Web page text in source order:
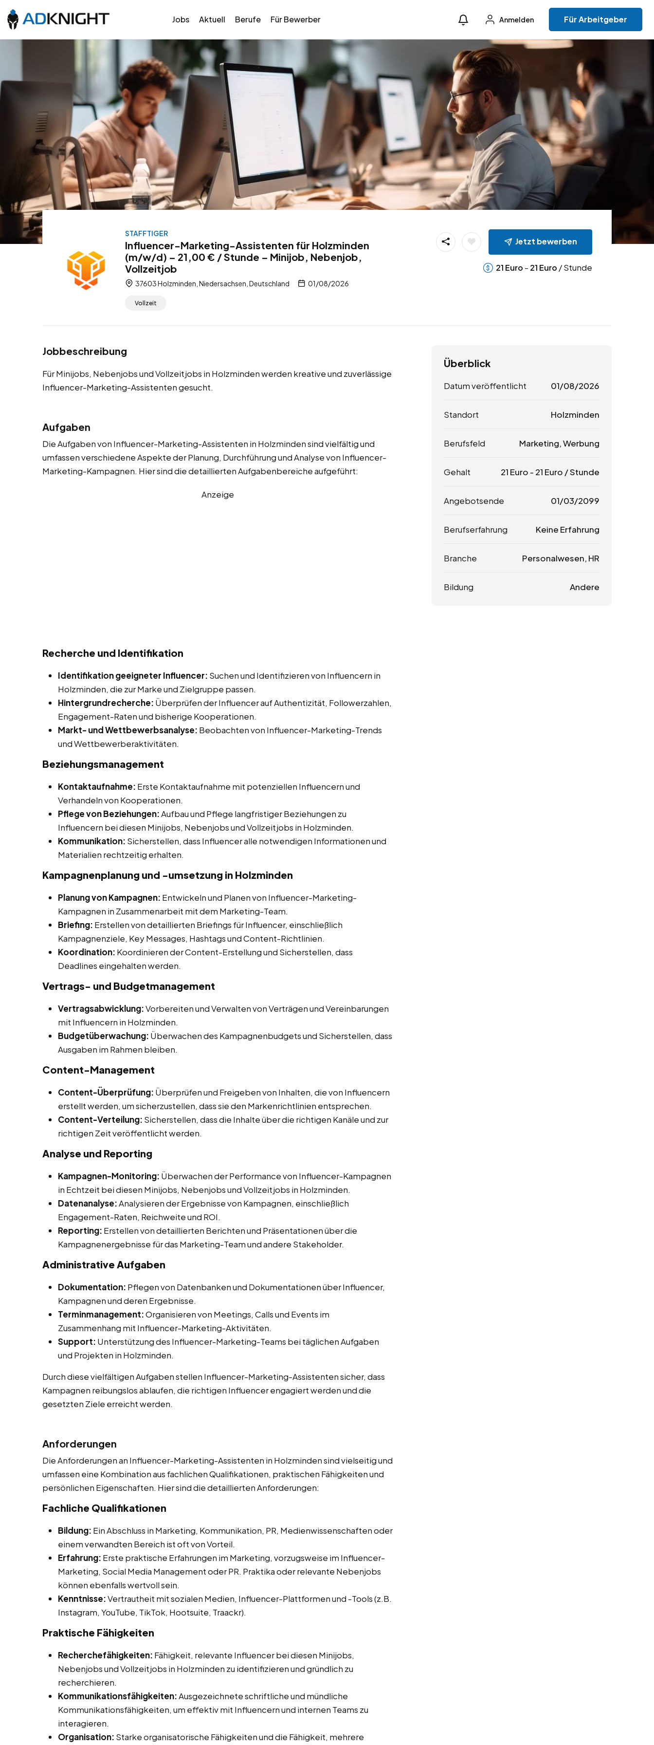
Jobs Aktuell Berufe Für Bewerber Anmelden Für Arbeitgeber
STAFFTIGER
Influencer-Marketing-Assistenten für Holzminden
(m/w/d) – 21,00 € / Stunde – Minijob, Nebenjob,
Vollzeitjob
37603 Holzminden, Niedersachsen, Deutschland 01/08/2026
Vollzeit
Jetzt bewerben
21 Euro - 21 Euro / Stunde
Jobbeschreibung
Für Minijobs, Nebenjobs und Vollzeitjobs in Holzminden werden kreative und zuverlässige
Influencer-Marketing-Assistenten gesucht.
Aufgaben
Die Aufgaben von Influencer-Marketing-Assistenten in Holzminden sind vielfältig und
umfassen verschiedene Aspekte der Planung, Durchführung und Analyse von Influencer-
Marketing-Kampagnen. Hier sind die detaillierten Aufgabenbereiche aufgeführt:
Anzeige
Recherche und Identifikation
Identifikation geeigneter Influencer: Suchen und Identifizieren von Influencern in
Holzminden, die zur Marke und Zielgruppe passen.
Hintergrundrecherche: Überprüfen der Influencer auf Authentizität, Followerzahlen,
Engagement-Raten und bisherige Kooperationen.
Markt- und Wettbewerbsanalyse: Beobachten von Influencer-Marketing-Trends
und Wettbewerberaktivitäten.
Beziehungsmanagement
Kontaktaufnahme: Erste Kontaktaufnahme mit potenziellen Influencern und
Verhandeln von Kooperationen.
Pflege von Beziehungen:Aufbau und Pflege langfristiger Beziehungen zu
Influencern bei diesen Minijobs, Nebenjobs und Vollzeitjobs in Holzminden.
Kommunikation: Sicherstellen, dass Influencer alle notwendigen Informationen und
Materialien rechtzeitig erhalten.
Kampagnenplanung und -umsetzung in Holzminden
Planung von Kampagnen: Entwickeln und Planen von Influencer-Marketing-
Kampagnen in Zusammenarbeit mit dem Marketing-Team.
Briefing: Erstellen von detaillierten Briefings für Influencer, einschließlich
Kampagnenziele, Key Messages, Hashtags und Content-Richtlinien.
Koordination: Koordinieren der Content-Erstellung und Sicherstellen, dass
Deadlines eingehalten werden.
Vertrags- und Budgetmanagement
Vertragsabwicklung:Vorbereiten und Verwalten von Verträgen und Vereinbarungen
mit Influencern in Holzminden.
Budgetüberwachung: Überwachen des Kampagnenbudgets und Sicherstellen, dass
Ausgaben im Rahmen bleiben.
Content-Management
Content-Überprüfung: Überprüfen und Freigeben von Inhalten, die von Influencern
erstellt werden, um sicherzustellen, dass sie den Markenrichtlinien entsprechen.
Content-Verteilung: Sicherstellen, dass die Inhalte über die richtigen Kanäle und zur
richtigen Zeit veröffentlicht werden.
Analyse und Reporting
Kampagnen-Monitoring: Überwachen der Performance von Influencer-Kampagnen
in Echtzeit bei diesen Minijobs, Nebenjobs und Vollzeitjobs in Holzminden.
Datenanalyse:Analysieren der Ergebnisse von Kampagnen, einschließlich
Engagement-Raten, Reichweite und ROI.
Reporting: Erstellen von detaillierten Berichten und Präsentationen über die
Kampagnenergebnisse für das Marketing-Team und andere Stakeholder.
Administrative Aufgaben
Dokumentation: Pflegen von Datenbanken und Dokumentationen über Influencer,
Kampagnen und deren Ergebnisse.
Terminmanagement:Organisieren von Meetings, Calls und Events im
Zusammenhang mit Influencer-Marketing-Aktivitäten.
Support: Unterstützung des Influencer-Marketing-Teams bei täglichen Aufgaben
und Projekten in Holzminden.
Durch diese vielfältigen Aufgaben stellen Influencer-Marketing-Assistenten sicher, dass
Kampagnen reibungslos ablaufen, die richtigen Influencer engagiert werden und die
gesetzten Ziele erreicht werden.
Anforderungen
Die Anforderungen an Influencer-Marketing-Assistenten in Holzminden sind vielseitig und
umfassen eine Kombination aus fachlichen Qualifikationen, praktischen Fähigkeiten und
persönlichen Eigenschaften. Hier sind die detaillierten Anforderungen:
Fachliche Qualifikationen
Bildung: Ein Abschluss in Marketing, Kommunikation, PR, Medienwissenschaften oder
einem verwandten Bereich ist oft von Vorteil.
Erfahrung: Erste praktische Erfahrungen im Marketing, vorzugsweise im Influencer-
Marketing, Social Media Management oder PR. Praktika oder relevante Nebenjobs
können ebenfalls wertvoll sein.
Kenntnisse:Vertrautheit mit sozialen Medien, Influencer-Plattformen und -Tools (z.B.
Instagram, YouTube, TikTok, Hootsuite, Traackr).
Praktische Fähigkeiten
Recherchefähigkeiten: Fähigkeit, relevante Influencer bei diesen Minijobs,
Nebenjobs und Vollzeitjobs in Holzminden zu identifizieren und gründlich zu
recherchieren.
Kommunikationsfähigkeiten:Ausgezeichnete schriftliche und mündliche
Kommunikationsfähigkeiten, um effektiv mit Influencern und internen Teams zu
interagieren.
Organisation: Starke organisatorische Fähigkeiten und die Fähigkeit, mehrere
Überblick
Datum veröffentlicht 01/08/2026
Standort Holzminden
Berufsfeld Marketing, Werbung
Gehalt 21 Euro - 21 Euro / Stunde
Angebotsende 01/03/2099
Berufserfahrung Keine Erfahrung
Branche Personalwesen, HR
Bildung Andere